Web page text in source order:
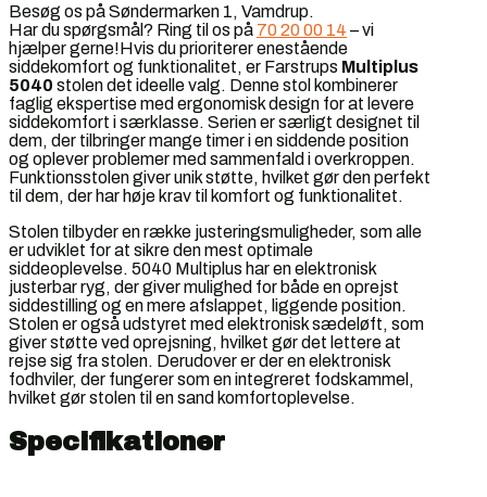
Besøg os på Søndermarken 1, Vamdrup.
Har du spørgsmål? Ring til os på 70 20 00 14 – vi
hjælper gerne!Hvis du prioriterer enestående
siddekomfort og funktionalitet, er Farstrups Multiplus
5040 stolen det ideelle valg. Denne stol kombinerer
faglig ekspertise med ergonomisk design for at levere
siddekomfort i særklasse. Serien er særligt designet til
dem, der tilbringer mange timer i en siddende position
og oplever problemer med sammenfald i overkroppen.
Funktionsstolen giver unik støtte, hvilket gør den perfekt
til dem, der har høje krav til komfort og funktionalitet.
Stolen tilbyder en række justeringsmuligheder, som alle
er udviklet for at sikre den mest optimale
siddeoplevelse. 5040 Multiplus har en elektronisk
justerbar ryg, der giver mulighed for både en oprejst
siddestilling og en mere afslappet, liggende position.
Stolen er også udstyret med elektronisk sædeløft, som
giver støtte ved oprejsning, hvilket gør det lettere at
rejse sig fra stolen. Derudover er der en elektronisk
fodhviler, der fungerer som en integreret fodskammel,
hvilket gør stolen til en sand komfortoplevelse.
Specifikationer